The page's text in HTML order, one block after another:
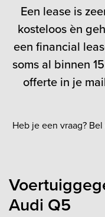
Een lease is
kosteloos èn
een financial
soms al binnen
offerte in je
Heb je een vraag? Bel
Audi Q5